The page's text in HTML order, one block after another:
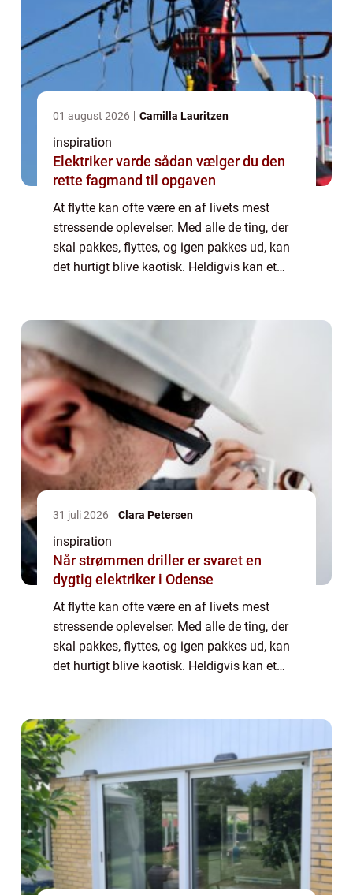
01 august 2026 Camilla Lauritzen
inspiration
Elektriker varde sådan vælger du den
rette fagmand til opgaven
At flytte kan ofte være en af livets mest
stressende oplevelser. Med alle de ting, der
skal pakkes, flyttes, og igen pakkes ud, kan
det hurtigt blive kaotisk. Heldigvis kan et
31 juli 2026 Clara Petersen
inspiration
Når strømmen driller er svaret en
dygtig elektriker i Odense
At flytte kan ofte være en af livets mest
stressende oplevelser. Med alle de ting, der
skal pakkes, flyttes, og igen pakkes ud, kan
det hurtigt blive kaotisk. Heldigvis kan et